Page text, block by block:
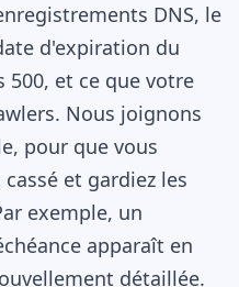
DNS, le
d'expiration du
500, et ce que votre
Nous joignons
pour que vous
et gardiez les
exemple, un
apparaît en
détaillée.